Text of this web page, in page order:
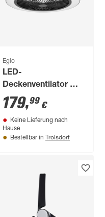
Eglo
LED-
Deckenventilator mit
Beleuchtung 'Sazan'
dimmbar 37,8 W
4800 lm warmweiß,
neutralweiß Ø 55 x
179,99 €
Keine Lieferung nach
Hause
Bestellbar in Troisdorf